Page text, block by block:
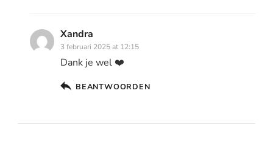
Xandra
3 februari 2025 at 12:15
Dank je wel ❤️
BEANTWOORDEN